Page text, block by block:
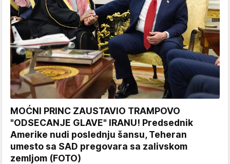
MOĆNI PRINC ZAUSTAVIO TRAMPOVO
"ODSECANJE GLAVE" IRANU! Predsednik
Amerike nudi poslednju šansu, Teheran
umesto sa SAD pregovara sa zalivskom
zemljom (FOTO)